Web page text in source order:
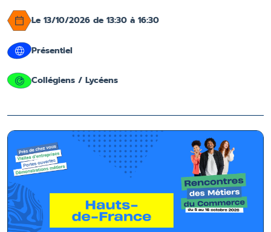
Le 13/10/2026 de 13:30 à 16:30
Présentiel
Collégiens / Lycéens